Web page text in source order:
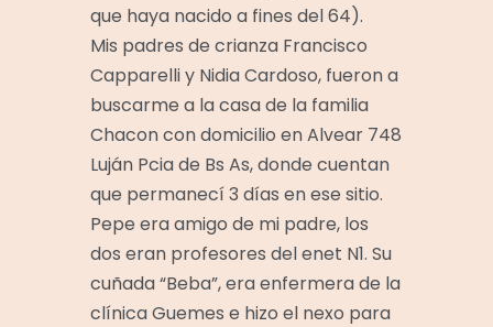
que haya nacido a fines del 64).
Mis padres de crianza Francisco
Capparelli y Nidia Cardoso, fueron a
buscarme a la casa de la familia
Chacon con domicilio en Alvear 748
Luján Pcia de Bs As, donde cuentan
que permanecí 3 días en ese sitio.
Pepe era amigo de mi padre, los
dos eran profesores del enet N1. Su
cuñada “Beba”, era enfermera de la
clínica Guemes e hizo el nexo para